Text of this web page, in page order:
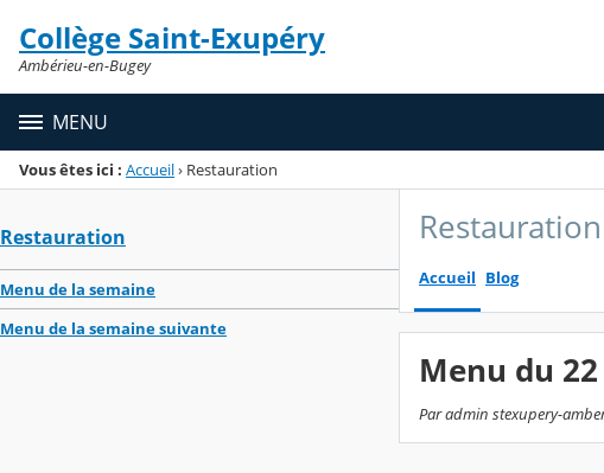
Menu de la rubrique
Contenu
Collège Saint-Exupéry
Ambérieu-en-Bugey
MENU
Vous êtes ici : Accueil› Restauration
Restauration
Menu de la semaine
Menu de la semaine suivante
Restauration
Accueil Blog
Menu du
Par admin stexupery-